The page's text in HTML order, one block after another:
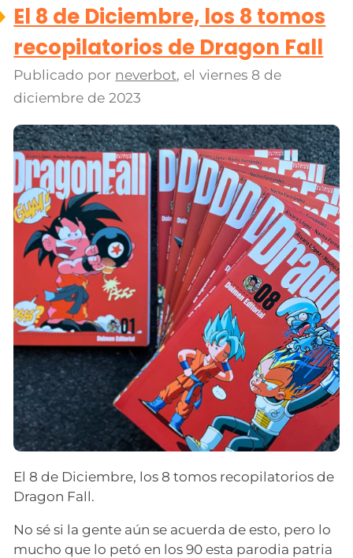
El 8 de Diciembre, los 8 tomos
recopilatorios de Dragon Fall
Publicado por neverbot, elviernes 8 de
diciembre de 2023
El 8 de Diciembre, los 8 tomos recopilatorios de
Dragon Fall.
No sé si la gente aún se acuerda de esto, pero lo
mucho que lo petó en los 90 esta parodia patria